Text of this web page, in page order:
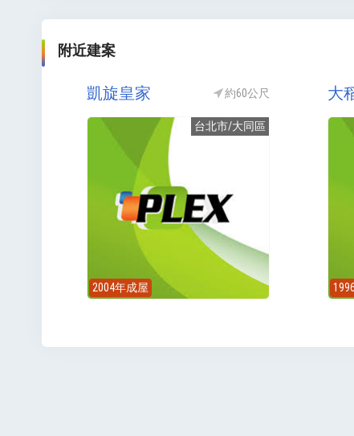
附近建案
凱旋皇家 約60公尺
台北市/大同區
2004年成屋
大